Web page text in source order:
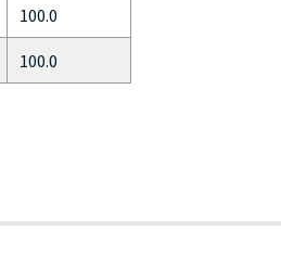
100.0
100.0